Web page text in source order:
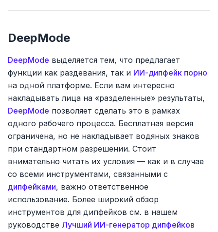
DeepMode
DeepMode выделяется тем, что предлагает
функции как раздевания, так и ИИ-дипфейк порно
на одной платформе. Если вам интересно
накладывать лица на «разделенные» результаты,
DeepMode позволяет сделать это в рамках
одного рабочего процесса. Бесплатная версия
ограничена, но не накладывает водяных знаков
при стандартном разрешении. Стоит
внимательно читать их условия — как и в случае
со всеми инструментами, связанными с
дипфейками, важно ответственное
использование. Более широкий обзор
инструментов для дипфейков см. в нашем
руководстве Лучший ИИ-генератор дипфейков